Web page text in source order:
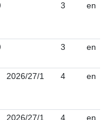
3 en
3 en
2026/27/1 4 en
2026/27/1 4 en